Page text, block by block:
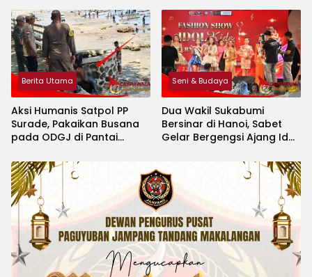
Berita Utama
Aksi Humanis Satpol PP
Surade, Pakaikan Busana
pada ODGJ di Pantai
Seni & Budaya
Dua Wakil Sukabumi
Bersinar di Hanoi, Sabet
Gelar Bergengsi Ajang Idol